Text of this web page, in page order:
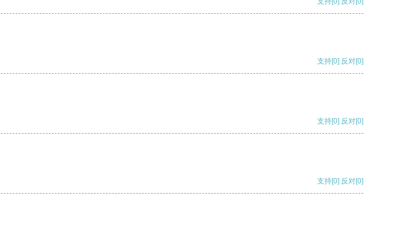
支持[0] 反对[0]
支持[0] 反对[0]
支持[0] 反对[0]